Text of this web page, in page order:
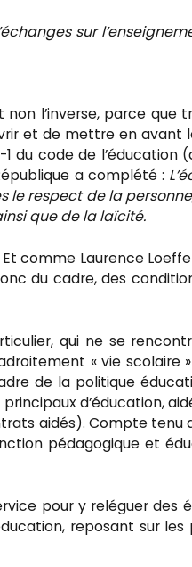
sur
l’inverse, parce que
et de mettre en avant
du code de
a complété :
respect de la
que de la laïcité.
comme Laurence
du cadre, des
qui ne se
« vie scolaire
de la politique
d’éducation,
aidés). Compte tenu
pédagogique et
pour y reléguer des
reposant sur